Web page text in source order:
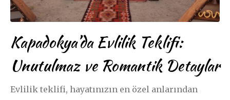
Kapadokya’da Evlilik Teklifi:
Unutulmaz ve Romantik Detaylar
Evlilik teklifi, hayatınızın en özel anlarından